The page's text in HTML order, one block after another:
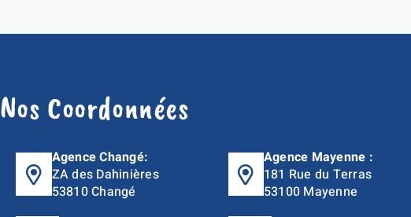
Nos Coordonnées
Agence Changé:
ZA des Dahinières
53810 Changé
Agence Mayenne :
181 Rue du Terras
53100 Mayenne